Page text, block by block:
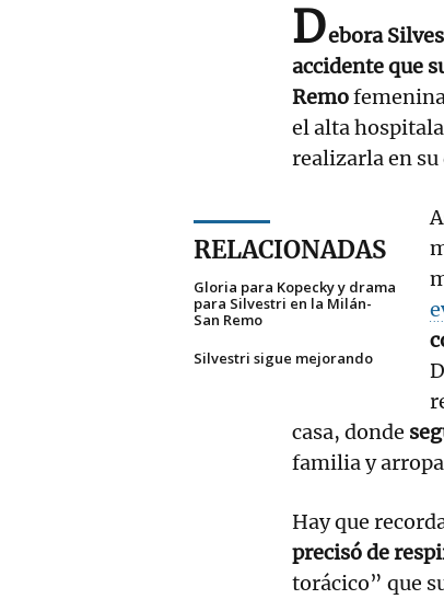
Debora
accidente que
Remo
el alta
realizarla en
RELACIONADAS
Gloria para Kopecky y drama
para Silvestri en la Milán-
San Remo
Silvestri sigue mejorando
casa, donde
familia y
Hay que
precisó de
torácico” que